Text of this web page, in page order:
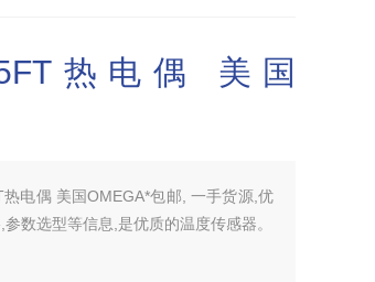
热电偶 美国
电偶 美国OMEGA*包邮, 一手货源,优
数选型等信息,是优质的温度传感器。